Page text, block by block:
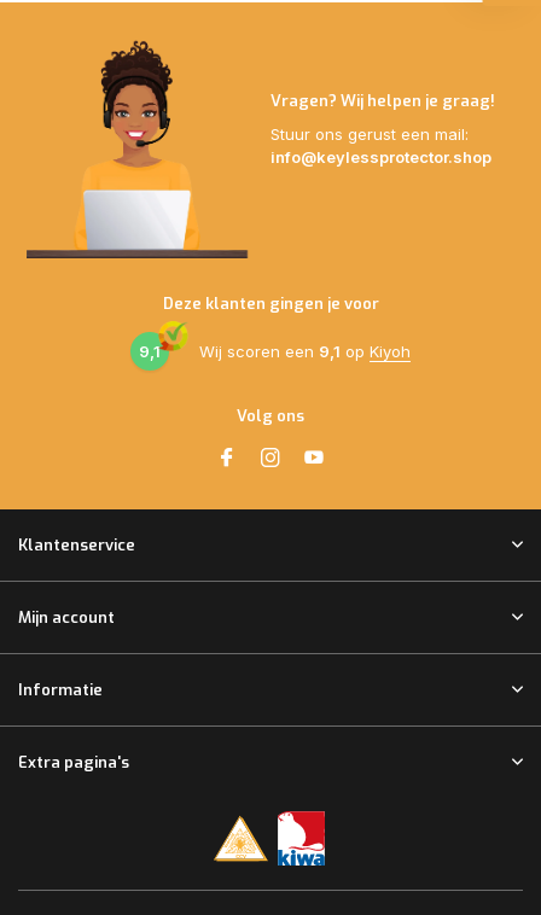
Vragen? Wij helpen je graag!
Stuur ons gerust een mail:
info@keylessprotector.shop
Deze klanten gingen je voor
9,1 Wij scoren een 9,1 op Kiyoh
Volg ons
Klantenservice
Mijn account
Informatie
Extra pagina's